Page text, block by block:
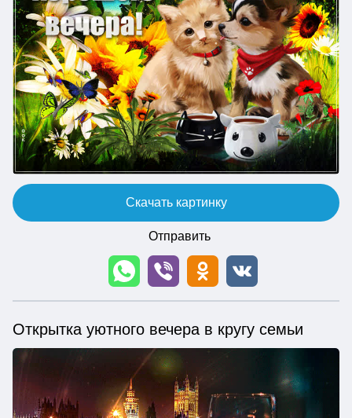
Скачать картинку
Отправить
Открытка уютного вечера в кругу семьи